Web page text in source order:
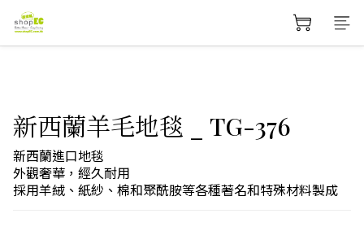
新西蘭羊毛地毯 _ TG-376
新西蘭進口地毯
外觀奢華，經久耐用
採用羊絨、紙紗、棉和聚酰胺等各種著名和特殊材料製成